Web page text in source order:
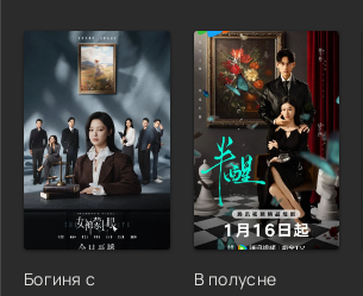
Богиня с
В полусне